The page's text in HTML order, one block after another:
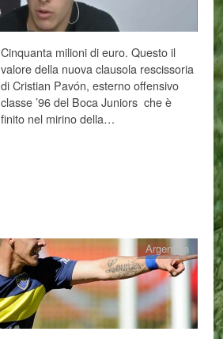
Cinquanta milioni di euro. Questo il
valore della nuova clausola rescissoria
di Cristian Pavón, esterno offensivo
classe ’96 del Boca Juniors che è
finito nel mirino della…
Argentina